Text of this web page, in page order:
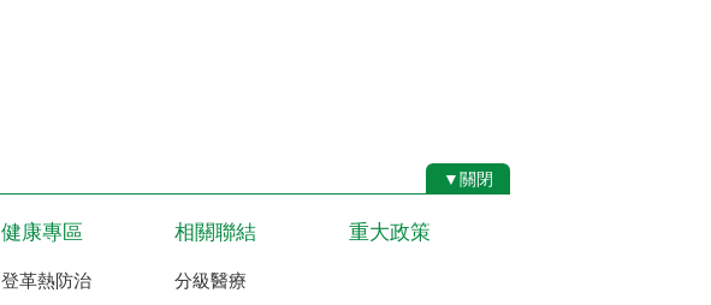
▼關閉
健康專區
登革熱防治
相關聯結
分級醫療
重大政策